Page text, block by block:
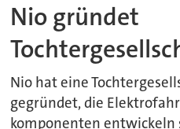
Nio gründet
Nio hat eine
gegründet, die
komponenten entwickeln